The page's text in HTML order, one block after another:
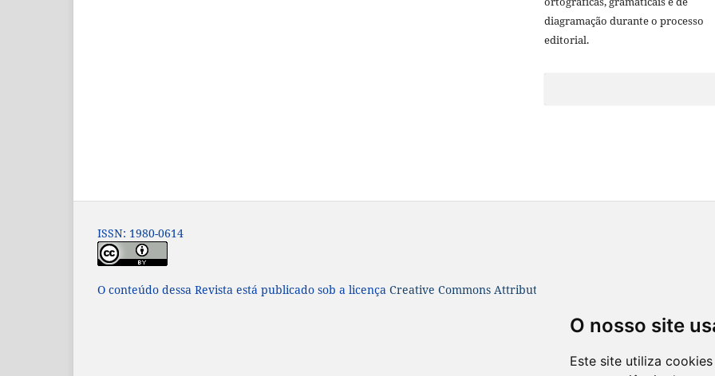
O nosso site
Este site utiliza
diagramação durante o processo
editorial.
ISSN: 1980-0614
O conteúdo dessa Revista está publicado sob a licença Creative Commons Attribution 4.0 International License